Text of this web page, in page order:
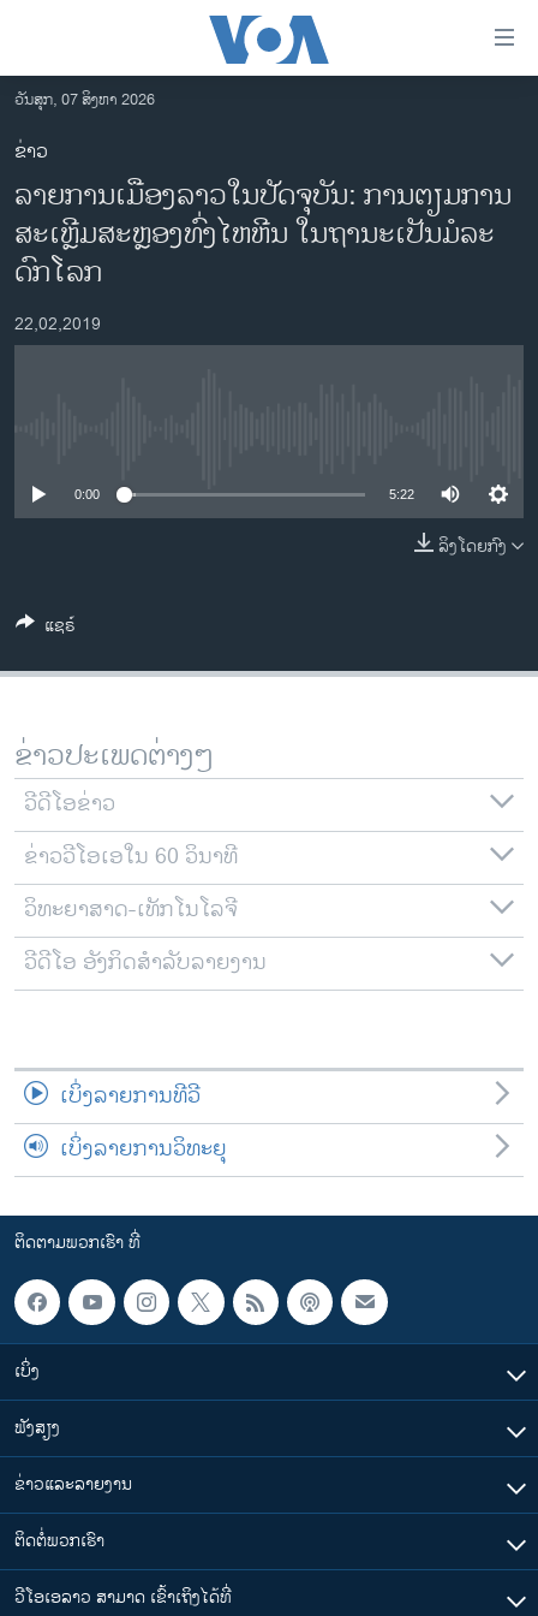
ເຂົ້າ
ຫາ
ຂ້າມ
ຂ້າມ
ຂ້າມ
ໄປ
ຫາ
ຊອກ
ຄົ້ນ
ອາເມຣິກາ
ການເລືອກຕັ້ງ ປະທານາທີບໍດີ ສະຫະລັດ 2024
ໂລກ
ຊຸມຊົນຊາວລາວ
ສຽງ
ລາຍການກະຈາຍສຽງ
ຕິດຕາມພວກເຮົາ ທີ່
ພາສາຕ່າງໆ
ວັນສຸກ, 07 ສິງຫາ 2026
ຂ່າວ
ລາຍ​ການ​ເມືອງ​ລາວ​ໃນ​ປັດ​ຈຸ​ບັນ: ​​​​​​ການ​ຕຽມ​ການ
ສະ​ເຫຼີມ​ສະ​ຫຼອງທົ່ງ​ໄຫ​ຫີນ ໃນ​ຖາ​ນະ​ເປັນ​ມໍ​ລະ​
ດົກ​ໂລກ
22,02,2019
0:00 5:22
ລິງໂດຍກົງ
ແຊຣ໌
ຂ່າວປະເພດຕ່າງໆ
ວີດີໂອຂ່າວ
ຂ່າວວີໂອເອໃນ 60 ວິນາທີ
ວິທະຍາສາດ-ເທັກໂນໂລຈີ
ວີດີໂອ ອັງກິດສຳລັບລາຍງານ
ເບິ່ງລາຍການທີວີ
ເບິ່ງລາຍການວິທະຍຸ
ຕິດຕາມພວກເຮົາ ທີ່
ເບິ່ງ
ຟັງສຽງ
ຂ່າວແລະລາຍງານ
ຕິດຕໍ່ພວກເຮົາ
ວີໂອເອລາວ ສາມາດ ເຂົ້າເຖິງໄດ້ທີ່